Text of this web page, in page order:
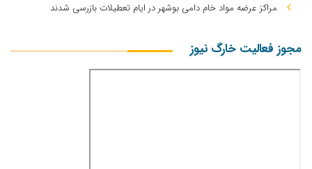
مراکز عرضه مواد خام دامی بوشهر در ایام تعطیلات بازرسی شدند
مجوز فعالیت خارگ نیوز